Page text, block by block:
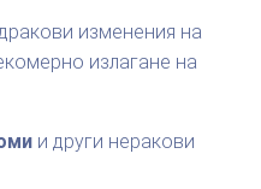
изменения на
излагане на
и други неракови